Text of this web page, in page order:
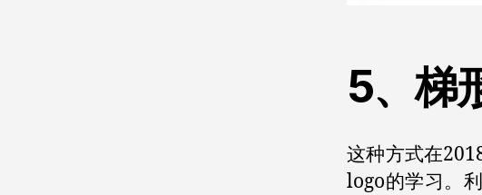
5、梯
这种方式在
logo的学习。